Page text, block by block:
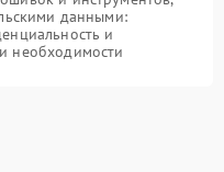
данными:
и
необходимости